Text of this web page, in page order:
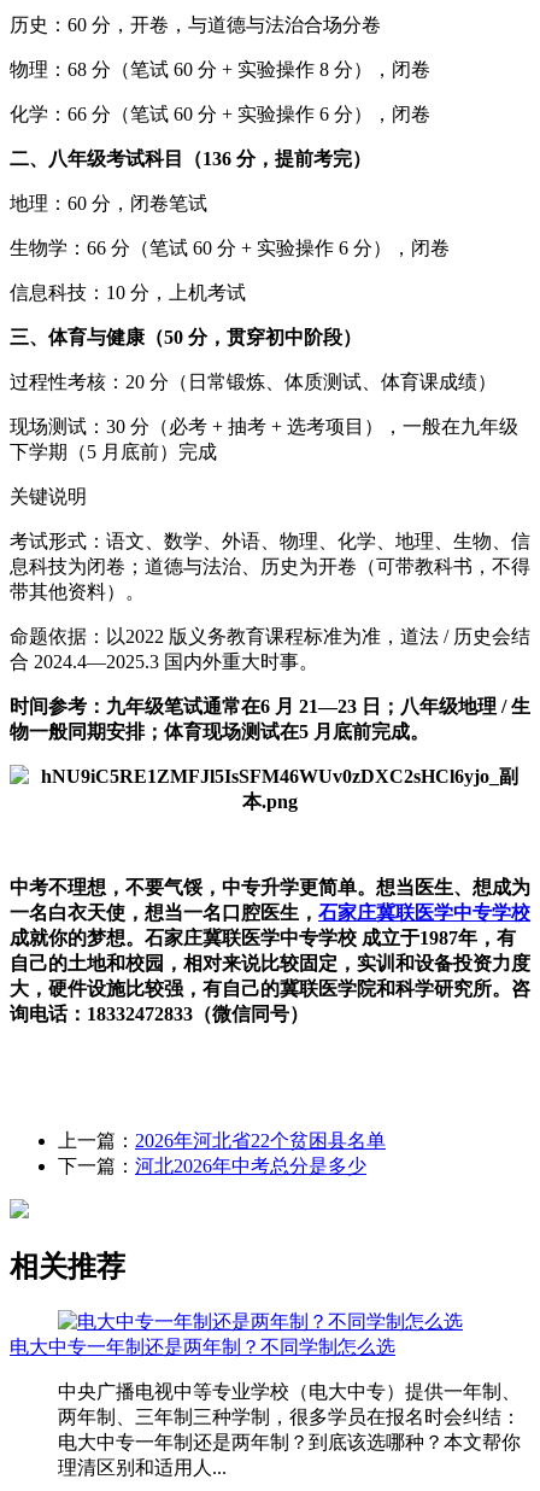
历史：60 分，开卷，与道德与法治合场分卷
物理：68 分（笔试 60 分 + 实验操作 8 分），闭卷
化学：66 分（笔试 60 分 + 实验操作 6 分），闭卷
二、八年级考试科目（136 分，提前考完）
地理：60 分，闭卷笔试
生物学：66 分（笔试 60 分 + 实验操作 6 分），闭卷
信息科技：10 分，上机考试
三、体育与健康（50 分，贯穿初中阶段）
过程性考核：20 分（日常锻炼、体质测试、体育课成绩）
现场测试：30 分（必考 + 抽考 + 选考项目），一般在九年级
下学期（5 月底前）完成
关键说明
考试形式：语文、数学、外语、物理、化学、地理、生物、信
息科技为闭卷；道德与法治、历史为开卷（可带教科书，不得
带其他资料）。
命题依据：以2022 版义务教育课程标准为准，道法 / 历史会结
合 2024.4—2025.3 国内外重大时事。
时间参考：九年级笔试通常在6 月 21—23 日；八年级地理 / 生
物一般同期安排；体育现场测试在5 月底前完成。
中考不理想，不要气馁，中专升学更简单。想当医生、想成为
一名白衣天使，想当一名口腔医生， 石家庄冀联医学中专学校
成就你的梦想。石家庄冀联医学中专学校 成立于1987年，有
自己的土地和校园，相对来说比较固定，实训和设备投资力度
大，硬件设施比较强，有自己的冀联医学院和科学研究所。咨
询电话：18332472833（微信同号）
上一篇： 2026年河北省22个贫困县名单
下一篇： 河北2026年中考总分是多少
相关推荐
电大中专一年制还是两年制？不同学制怎么选
中央广播电视中等专业学校（电大中专）提供一年制、
两年制、三年制三种学制，很多学员在报名时会纠结：
电大中专一年制还是两年制？到底该选哪种？本文帮你
理清区别和适用人...